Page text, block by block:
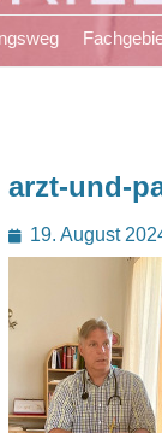
arzt-und-
Posted
19. August